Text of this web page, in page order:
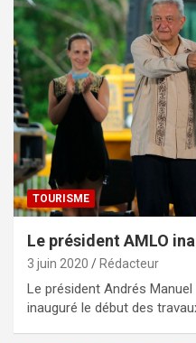
TOURISME
Le président AMLO
3 juin 2020 Rédacteur
Le président Andrés
inauguré le début des